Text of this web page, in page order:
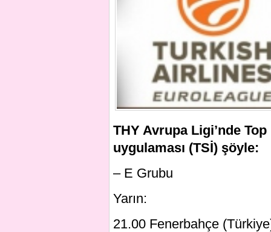
THY Avrupa Ligi’nde
uygulaması (TSİ) şöyle:
– E Grubu
Yarın:
21.00 Fenerbahçe